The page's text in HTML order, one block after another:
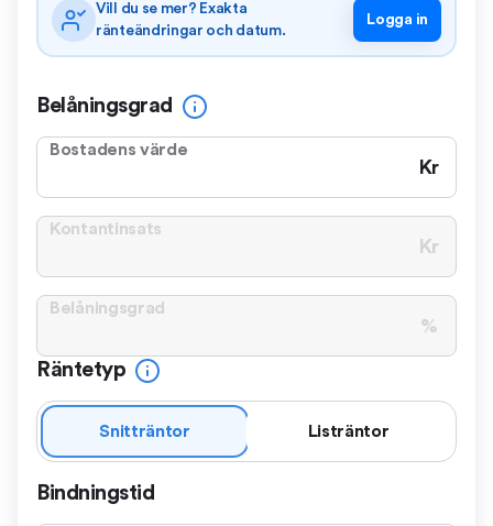
Vill du se mer? Exakta
ränteändringar och datum.
Logga in
Räntetyp
Snitträntor Listräntor
Belåningsgrad
Bostadens värde
Kr
Kontantinsats
Kr
Belåningsgrad
%
Bindningstid